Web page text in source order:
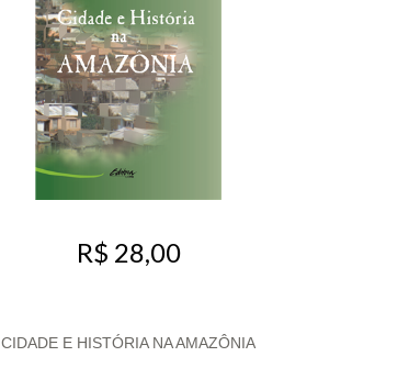
R$ 28,00
CIDADE E HISTÓRIA NA AMAZÔNIA